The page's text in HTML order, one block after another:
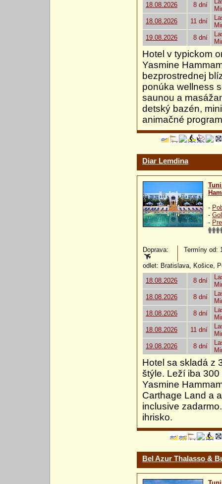
18.08.2026
8 dní
18.08.2026
11 dní
19.08.2026
8 dní
Hotel v typickom
Yasmine
bezprostrednej
ponúka wellness
saunou a
detský bazén,
animačné
Diar Lemdina
-
-
-
Doprava: Termíny od:
odlet: Bratislava, Košice,
18.08.2026
8 dní
18.08.2026
8 dní
18.08.2026
8 dní
18.08.2026
11 dní
19.08.2026
8 dní
Hotel sa skladá z
štýle. Leží iba
Yasmine
Carthage Land a
inclusive
ihrisko.
Bel Azur Thalasso &